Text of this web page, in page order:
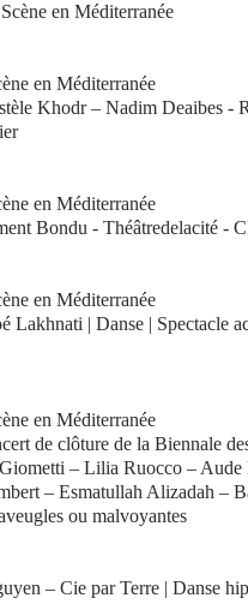
en Méditerranée
en Méditerranée
Khodr – Nadim Deaibes -
en Méditerranée
Bondu - Théâtredelacité -
en Méditerranée
Lakhnati | Danse | Spectacle
en Méditerranée
de clôture de la Biennale
– Lilia Ruocco –
– Esmatullah Alizadah –
ou malvoyantes
– Cie par Terre | Danse